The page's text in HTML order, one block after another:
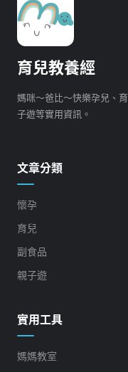
育兒教養經
媽咪～爸比～快樂孕兒、
子遊等實用資訊。
文章分類
懷孕
育兒
副食品
親子遊
實用工具
媽媽教室